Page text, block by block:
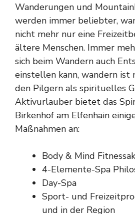
Wanderungen und
werden immer beliebter,
nicht mehr nur eine
ältere Menschen. Immer
sich beim Wandern auch
einstellen kann, wandern ist
den Pilgern als spirituelles
Aktivurlauber bietet das
Birkenhof am Elfenhain
Maßnahmen an:
Body & Mind
4-Elemente-Spa
Day-Spa
Sport- und
und in der Region